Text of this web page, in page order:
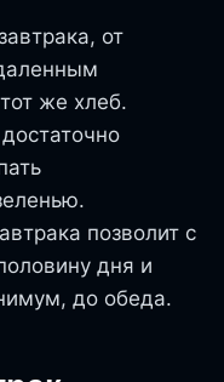
от
же хлеб.
позволит с
дня и
до обеда.